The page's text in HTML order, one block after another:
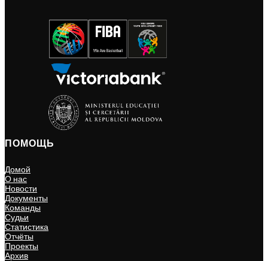
ПОМОЩЬ
Домой
О нас
Новости
Документы
Команды
Судьи
Статистика
Отчёты
Проекты
Архив